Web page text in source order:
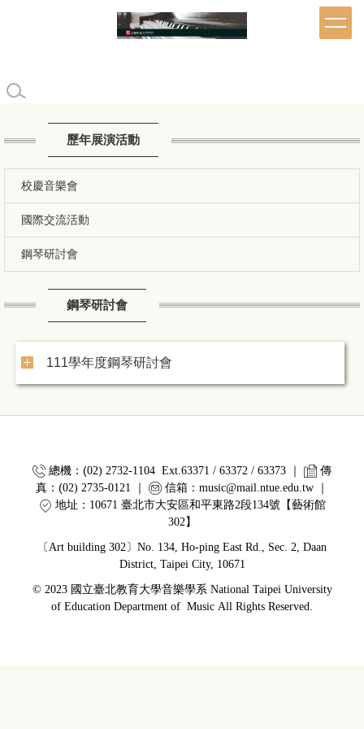
容
歷年展演活動
校慶音樂會
國際交流活動
鋼琴研討會
鋼琴研討會
111學年度鋼琴研討會
總機 ：(02) 2732-1104 Ext.63371 / 63372 / 63373 ｜
傳
真：(02) 2735-0121 ｜ 信箱： music@mail.ntue.edu.tw
地址： 10671 臺北市大安區和平東路2段134號【藝術館
302】
〔Art building 302〕No. 134, Ho-ping East Rd., Sec. 2, Daan
District, Taipei City, 10671
© 2023 國立臺北教育大學音樂學系 National Taipei University
of Education Department of Music All Rights Reserved.